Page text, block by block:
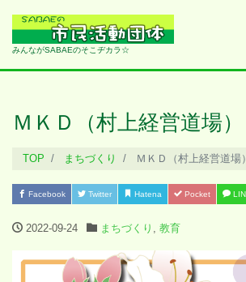
みんながSABAEのそこヂカラ☆
ＭＫＤ（村上経営道場）
TOP まちづくり ＭＫＤ（村上経営道場）
Facebook Twitter Hatena Pocket
2022-09-24 まちづくり 教育